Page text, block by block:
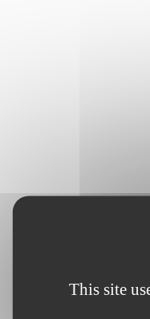
This site